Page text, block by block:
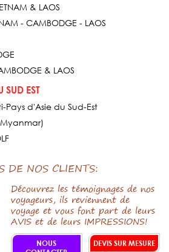
& LAOS
- CAMBODGE - LAOS
& LAOS
EST
d'Asie du Sud-Est
DE NOS CLIENTS:
Découvrez les témoignages de nos
voyageurs, ils reviennent de
voyage et vous font part de leurs
AVIS et de leurs IMPRESSIONS!
NOUS
DEVIS SUR MESURE